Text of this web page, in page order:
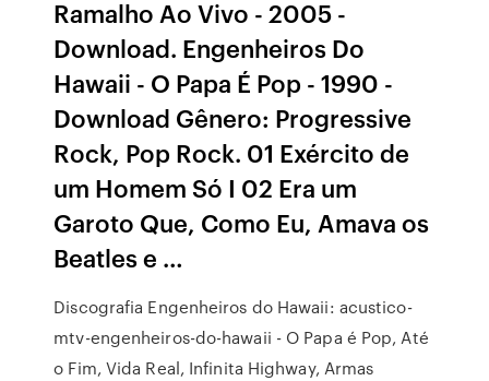
Ramalho Ao Vivo - 2005 -
Download. Engenheiros Do
Hawaii - O Papa É Pop - 1990 -
Download Gênero: Progressive
Rock, Pop Rock. 01 Exército de
um Homem Só I 02 Era um
Garoto Que, Como Eu, Amava os
Beatles e …
Discografia Engenheiros do Hawaii: acustico-
mtv-engenheiros-do-hawaii - O Papa é Pop, Até
o Fim, Vida Real, Infinita Highway, Armas